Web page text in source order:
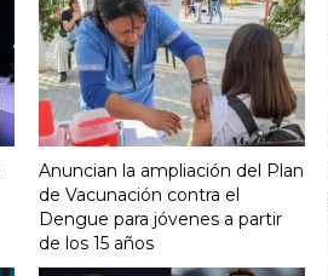
Anuncian la ampliación del Plan
de Vacunación contra el
Dengue para jóvenes a partir
de los 15 años